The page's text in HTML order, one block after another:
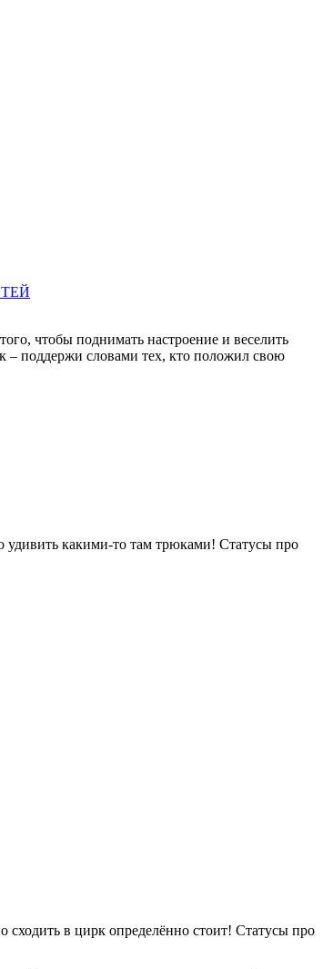
чтобы поднимать настроение и веселить
– поддержи словами тех, кто положил свою
удивить какими-то там трюками! Статусы про
в цирк определённо стоит! Статусы про